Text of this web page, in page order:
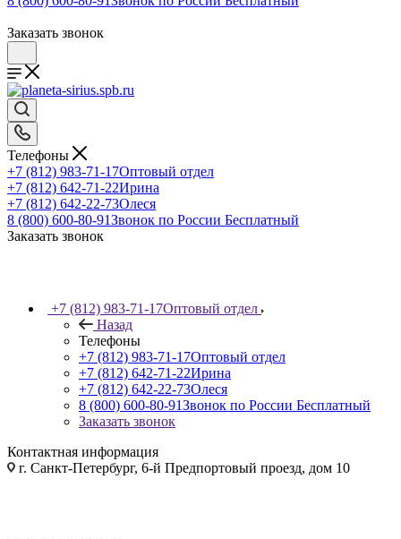
Заказать звонок
Телефоны
+7 (812) 983-71-17Оптовый отдел
+7 (812) 642-71-22Ирина
+7 (812) 642-22-73Олеся
8 (800) 600-80-91Звонок по России Бесплатный
Заказать звонок
+7 (812) 983-71-17Оптовый отдел
Назад
Телефоны
+7 (812) 983-71-17Оптовый отдел
+7 (812) 642-71-22Ирина
+7 (812) 642-22-73Олеся
8 (800) 600-80-91Звонок по России Бесплатный
Заказать звонок
Контактная информация
г. Санкт-Петербург, 6-й Предпортовый проезд, дом 10